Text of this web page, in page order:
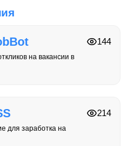
на вакансии в
144
для заработка на
214